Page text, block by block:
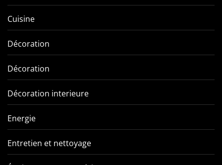
Cuisine
Décoration
Décoration
Décoration interieure
Energie
Entretien et nettoyage